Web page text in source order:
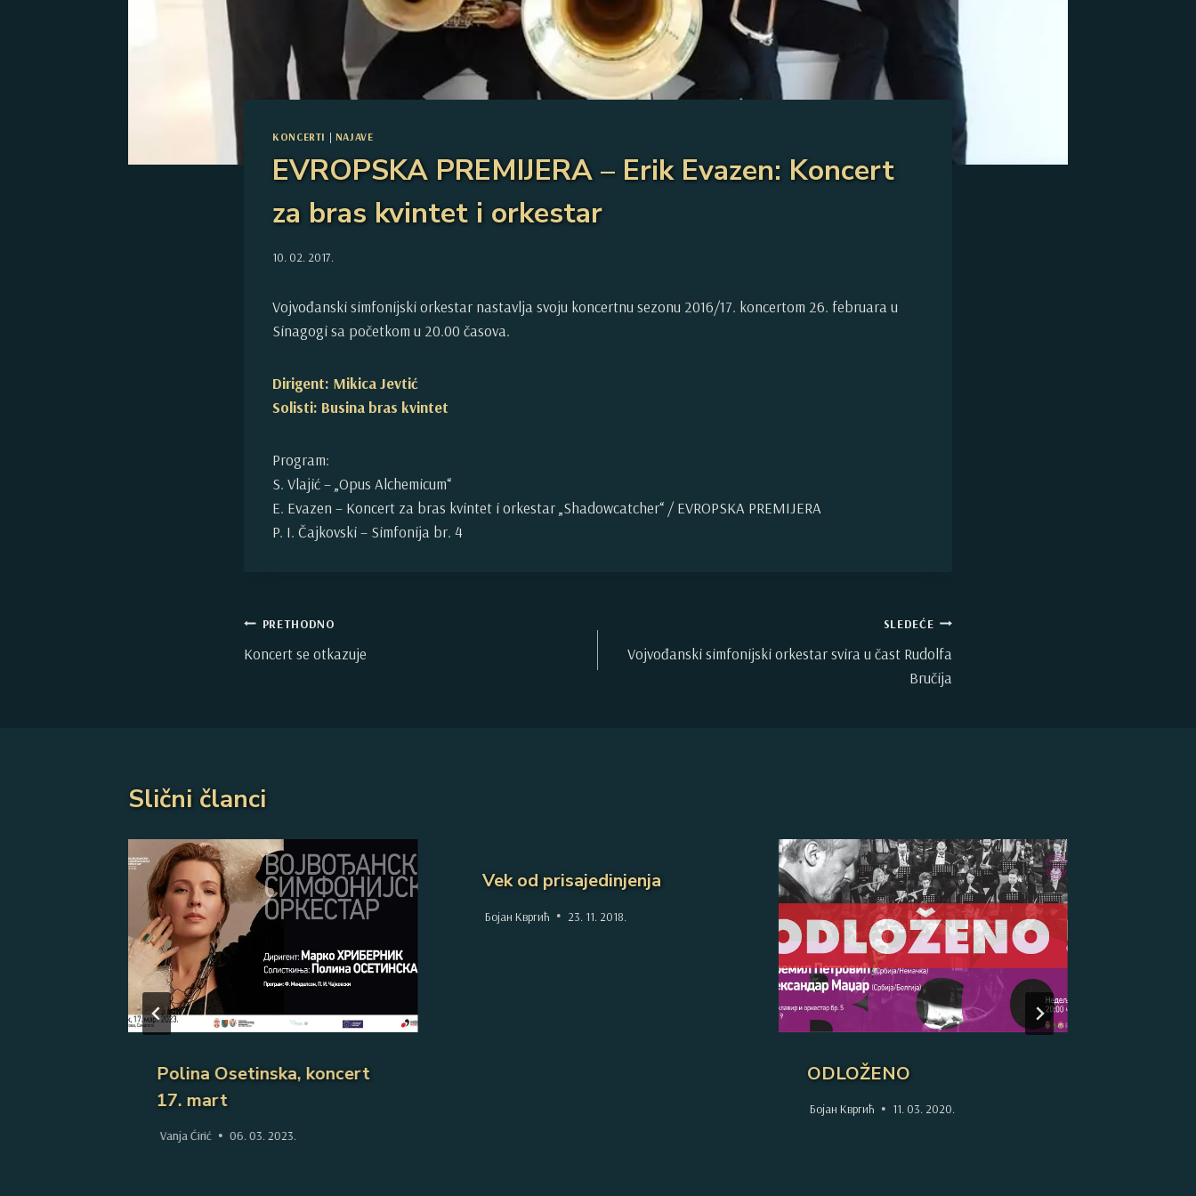
KONCERTI | NAJAVE
EVROPSKA PREMIJERA – Erik Evazen: Koncert
za bras kvintet i orkestar
10. 02. 2017.
Vojvođanski simfonijski orkestar nastavlja svoju koncertnu sezonu 2016/17. koncertom 26. februara u
Sinagogi sa početkom u 20.00 časova.
Dirigent: Mikica Jevtić
Solisti: Busina bras kvintet
Program:
S. Vlajić – „Opus Alchemicum“
E. Evazen – Koncert za bras kvintet i orkestar „Shadowcatcher“ / EVROPSKA PREMIJERA
P. I. Čajkovski – Simfonija br. 4
Kretanje
članka
PRETHODNO
Koncert se otkazuje
SLEDEĆE
Vojvođanski simfonijski orkestar svira u čast Rudolfa
Bručija
Slični članci
Polina Osetinska, koncert
17. mart
Vanja Ćirić 06. 03. 2023.
Vek od prisajedinjenja
Бојан Квргић 23. 11. 2018.
ODLOŽENO
Бојан Квргић 11. 03. 2020.